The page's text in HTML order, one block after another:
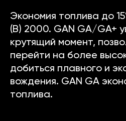
Экономия топлива до
(B) 2000. GAN GA/GA+
крутящий момент,
перейти на более
добиться плавного и
вождения. GAN GA
топлива.